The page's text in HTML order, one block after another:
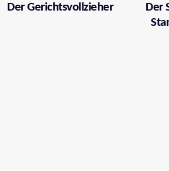
Der Gerichtsvollzieher
Der